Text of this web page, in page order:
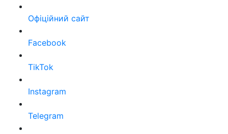
Офіційний сайт
Facebook
TikTok
Instagram
Telegram